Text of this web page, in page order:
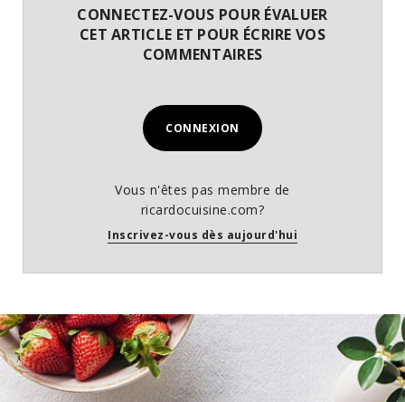
CONNECTEZ-VOUS POUR ÉVALUER
CET ARTICLE ET POUR ÉCRIRE VOS
COMMENTAIRES
CONNEXION
Vous n'êtes pas membre de
ricardocuisine.com?
Inscrivez-vous dès aujourd'hui